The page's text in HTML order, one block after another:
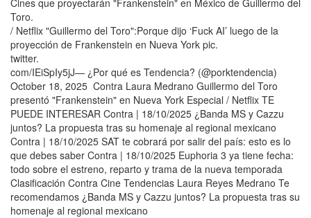
Cines que proyectarán "Frankenstein" en México de Guillermo del
Toro.
/ Netflix "Guillermo del Toro":Porque dijo ‘Fuck AI’ luego de la
proyección de Frankenstein en Nueva York pic.
twitter.
com/IEiSpIy5jJ— ¿Por qué es Tendencia? (@porktendencia)
October 18, 2025 Contra Laura Medrano Guillermo del Toro
presentó "Frankenstein" en Nueva York Especial / Netflix TE
PUEDE INTERESAR Contra | 18/10/2025 ¿Banda MS y Cazzu
juntos? La propuesta tras su homenaje al regional mexicano
Contra | 18/10/2025 SAT te cobrará por salir del país: esto es lo
que debes saber Contra | 18/10/2025 Euphoria 3 ya tiene fecha:
todo sobre el estreno, reparto y trama de la nueva temporada
Clasificación Contra Cine Tendencias Laura Reyes Medrano Te
recomendamos ¿Banda MS y Cazzu juntos? La propuesta tras su
homenaje al regional mexicano